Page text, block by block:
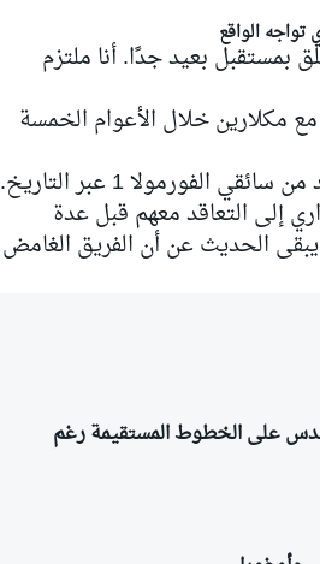
بمستقبل بعيد جدًا. أنا ملتزم
مكلارين خلال الأعوام الخمسة
هذا وتُعد فيراري، على نطاق واسع، فريق الأحلام بالنسبة للعديد من سائقي الفورمولا 1 عبر التاريخ.
إلى التعاقد معهم قبل عدة
الحديث عن أن الفريق الغامض
على الخطوط المستقيمة رغم